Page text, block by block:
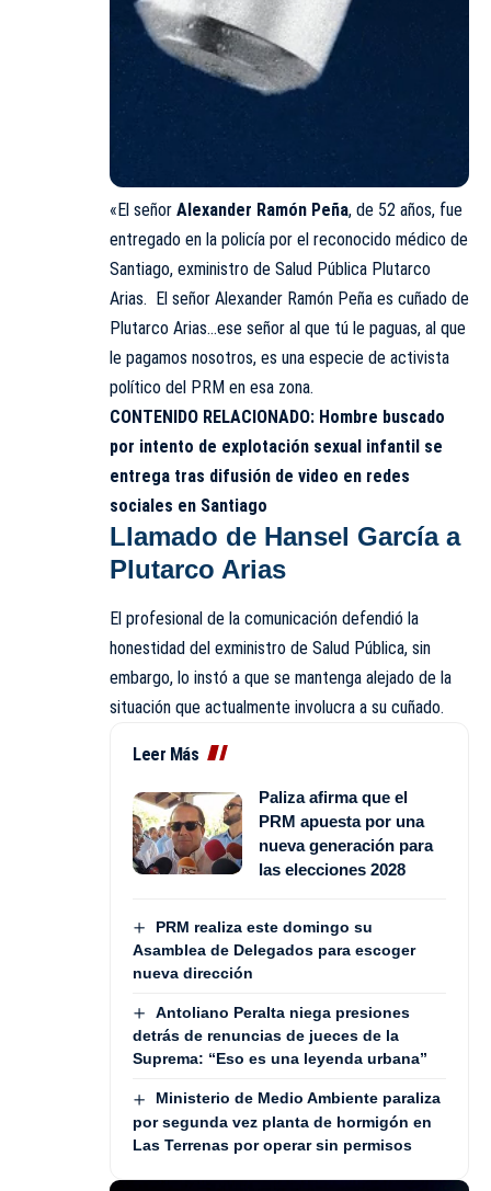
«El señor Alexander Ramón Peña, de 52 años, fue
entregado en la policía por el reconocido médico de
Santiago, exministro de Salud Pública Plutarco
Arias. El señor Alexander Ramón Peña es cuñado de
Plutarco Arias…ese señor al que tú le paguas, al que
le pagamos nosotros, es una especie de activista
político del PRM en esa zona.
CONTENIDO RELACIONADO: Hombre buscado
por intento de explotación sexual infantil se
entrega tras difusión de video en redes
sociales en Santiago
Llamado de Hansel García a
Plutarco Arias
El profesional de la comunicación defendió la
honestidad del exministro de Salud Pública, sin
embargo, lo instó a que se mantenga alejado de la
situación que actualmente involucra a su cuñado.
Leer Más
Paliza afirma que el
PRM apuesta por una
nueva generación para
las elecciones 2028
PRM realiza este domingo su
Asamblea de Delegados para escoger
nueva dirección
Antoliano Peralta niega presiones
detrás de renuncias de jueces de la
Suprema: “Eso es una leyenda urbana”
Ministerio de Medio Ambiente paraliza
por segunda vez planta de hormigón en
Las Terrenas por operar sin permisos